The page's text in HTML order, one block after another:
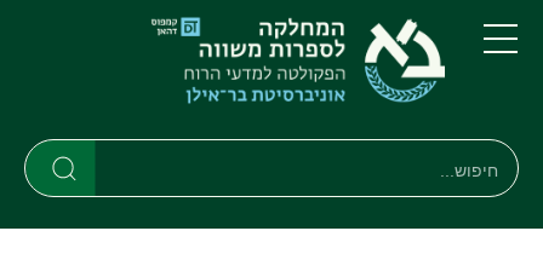
דילוג
לתוכן
העיקרי
דילוג
לתפריט
ניווט
ראשי
תפריט
חיפוש
חיפוש